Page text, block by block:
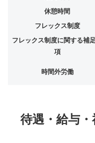
休憩時間
フレックス制度
フレックス制度に関する補
項
時間外労働
待遇・給与